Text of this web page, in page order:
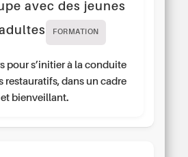
avec des jeunes
FORMATION
pour s’initier à la conduite
restauratifs, dans un cadre
bienveillant.